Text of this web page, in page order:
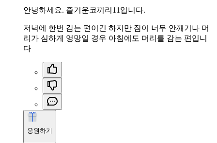
안녕하세요. 즐거운코끼리11입니다.
저녁에 한번 감는 편이긴 하지만 잠이 너무 안깨거나 머
리가 심하게 엉망일 경우 아침에도 머리를 감는 편입니
다
응원하기